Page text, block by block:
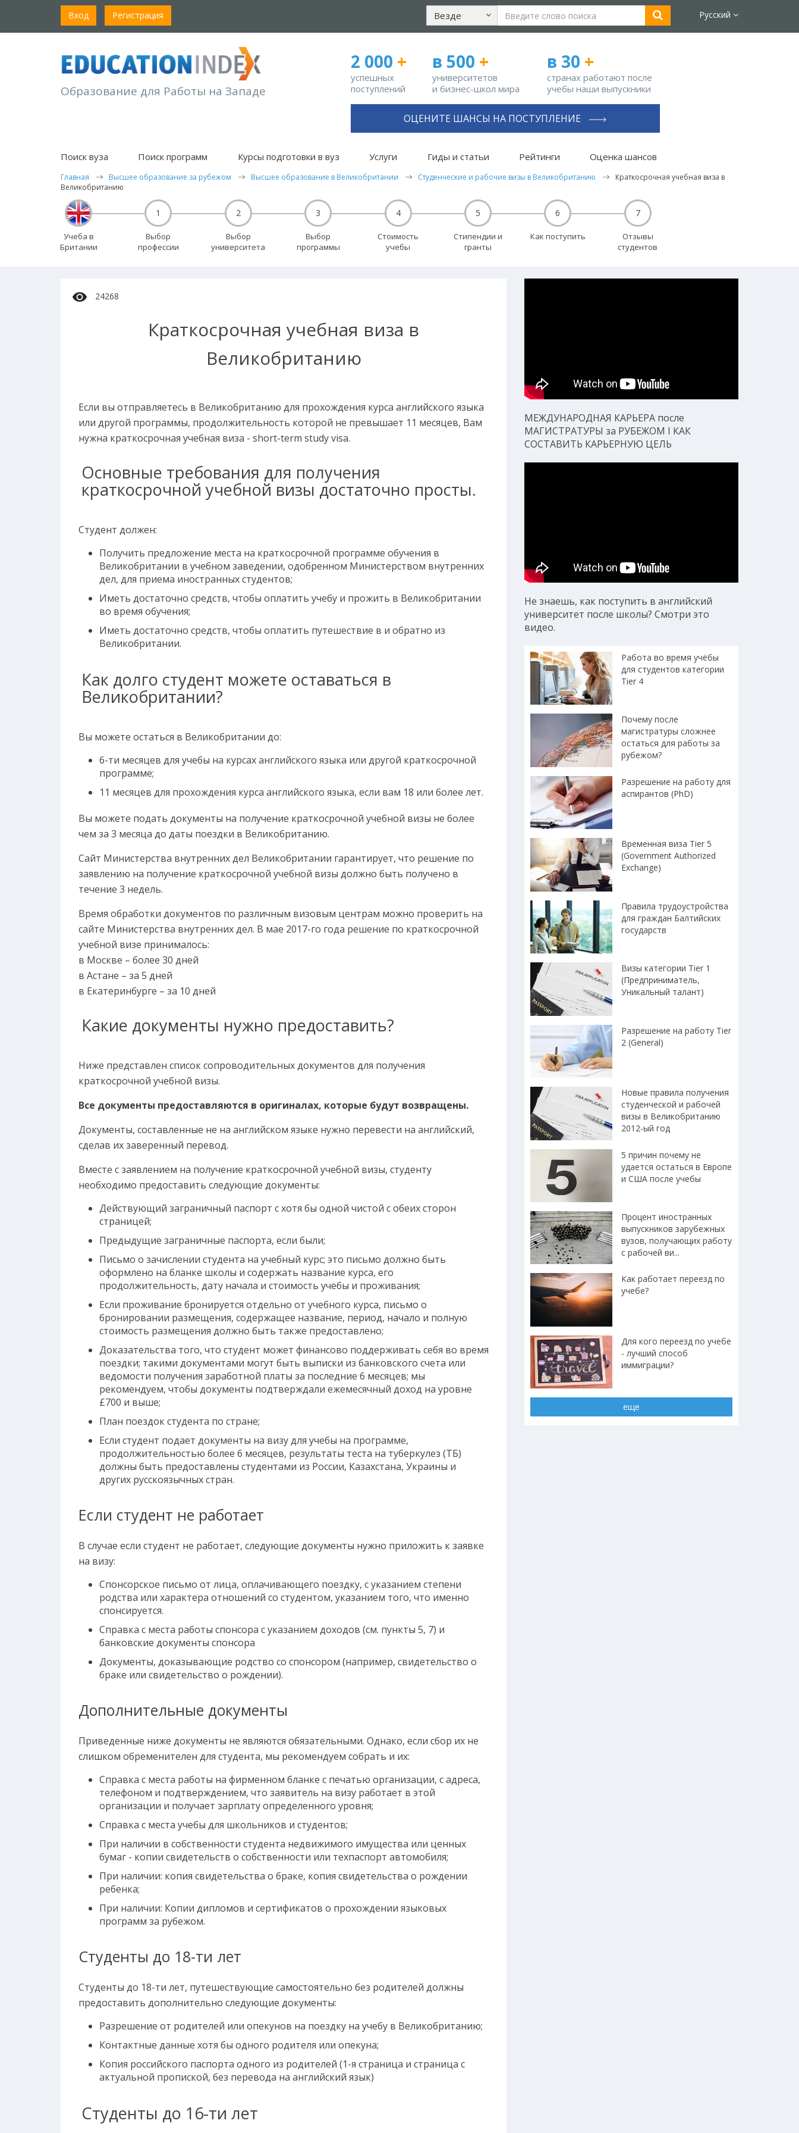
Вход Регистрация Везде Русский
Образование для Работы на Западе
2 000 +
успешных
поступлений
в 500 +
университетов
и бизнес-школ мира
в 30 +
странах работают после
учебы наши выпускники
ОЦЕНИТЕ ШАНСЫ НА ПОСТУПЛЕНИЕ
Поиск вуза Поиск программ Курсы подготовки в вуз Услуги Гиды и статьи Рейтинги Оценка шансов
Главная Высшее образование за рубежом Высшее образование в Великобритании Студенческие и рабочие визы в Великобританию
Краткосрочная учебная виза в
Великобританию
Учеба в
Британии
1
Выбор
профессии
2
Выбор
университета
3
Выбор
программы
4
Стоимость
учебы
5
Стипендии и
гранты
6
Как поступить
7
Отзывы
студентов
24268
Краткосрочная учебная виза в
Великобританию
Если вы отправляетесь в Великобританию для прохождения курса английского языка
или другой программы, продолжительность которой не превышает 11 месяцев, Вам
нужна краткосрочная учебная виза - short-term study visa.
Основные требования для получения
краткосрочной учебной визы достаточно просты.
Студент должен:
Получить предложение места на краткосрочной программе обучения в
Великобритании в учебном заведении, одобренном Министерством внутренних
дел, для приема иностранных студентов;
Иметь достаточно средств, чтобы оплатить учебу и прожить в Великобритании
во время обучения;
Иметь достаточно средств, чтобы оплатить путешествие в и обратно из
Великобритании.
Как долго студент можете оставаться в
Великобритании?
Вы можете остаться в Великобритании до:
6-ти месяцев для учебы на курсах английского языка или другой краткосрочной
программе;
11 месяцев для прохождения курса английского языка, если вам 18 или более лет.
Вы можете подать документы на получение краткосрочной учебной визы не более
чем за 3 месяца до даты поездки в Великобританию.
Сайт Министерства внутренних дел Великобритании гарантирует, что решение по
заявлению на получение краткосрочной учебной визы должно быть получено в
течение 3 недель.
Время обработки документов по различным визовым центрам можно проверить на
сайте Министерства внутренних дел. В мае 2017-го года решение по краткосрочной
учебной визе принималось:
в Москве – более 30 дней
в Астане – за 5 дней
в Екатеринбурге – за 10 дней
Какие документы нужно предоставить?
Ниже представлен список сопроводительных документов для получения
краткосрочной учебной визы.
Все документы предоставляются в оригиналах, которые будут возвращены.
Документы, составленные не на английском языке нужно перевести на английский,
сделав их заверенный перевод.
Вместе с заявлением на получение краткосрочной учебной визы, студенту
необходимо предоставить следующие документы:
Действующий заграничный паспорт с хотя бы одной чистой с обеих сторон
страницей;
Предыдущие заграничные паспорта, если были;
Письмо о зачислении студента на учебный курс; это письмо должно быть
оформлено на бланке школы и содержать название курса, его
продолжительность, дату начала и стоимость учебы и проживания;
Если проживание бронируется отдельно от учебного курса, письмо о
бронировании размещения, содержащее название, период, начало и полную
стоимость размещения должно быть также предоставлено;
Доказательства того, что студент может финансово поддерживать себя во время
поездки; такими документами могут быть выписки из банковского счета или
ведомости получения заработной платы за последние 6 месяцев; мы
рекомендуем, чтобы документы подтверждали ежемесячный доход на уровне
£700 и выше;
План поездок студента по стране;
Если студент подает документы на визу для учебы на программе,
продолжительностью более 6 месяцев, результаты теста на туберкулез (ТБ)
должны быть предоставлены студентами из России, Казахстана, Украины и
других русскоязычных стран.
Если студент не работает
В случае если студент не работает, следующие документы нужно приложить к заявке
на визу:
Спонсорское письмо от лица, оплачивающего поездку, с указанием степени
родства или характера отношений со студентом, указанием того, что именно
спонсируется.
Справка с места работы спонсора с указанием доходов (см. пункты 5, 7) и
банковские документы спонсора
Документы, доказывающие родство со спонсором (например, свидетельство о
браке или свидетельство о рождении).
Дополнительные документы
Приведенные ниже документы не являются обязательными. Однако, если сбор их не
слишком обременителен для студента, мы рекомендуем собрать и их:
Справка с места работы на фирменном бланке с печатью организации, с адреса,
телефоном и подтверждением, что заявитель на визу работает в этой
организации и получает зарплату определенного уровня;
Справка с места учебы для школьников и студентов;
При наличии в собственности студента недвижимого имущества или ценных
бумаг - копии свидетельств о собственности или техпаспорт автомобиля;
При наличии: копия свидетельства о браке, копия свидетельства о рождении
ребенка;
При наличии: Копии дипломов и сертификатов о прохождении языковых
программ за рубежом.
Студенты до 18-ти лет
Студенты до 18-ти лет, путешествующие самостоятельно без родителей должны
предоставить дополнительно следующие документы:
Разрешение от родителей или опекунов на поездку на учебу в Великобританию;
Контактные данные хотя бы одного родителя или опекуна;
Копия российского паспорта одного из родителей (1-я страница и страница с
актуальной пропиской, без перевода на английский язык)
Студенты до 16-ти лет
МЕЖДУНАРОДНАЯ КАРЬЕРА после
МАГИСТРАТУРЫ за РУБЕЖОМ I КАК
СОСТАВИТЬ КАРЬЕРНУЮ ЦЕЛЬ
Не знаешь, как поступить в английский
университет после школы? Смотри это
видео.
Работа во время учёбы
для студентов категории
Tier 4
Почему после
магистратуры сложнее
остаться для работы за
рубежом?
Разрешение на работу для
аспирантов (PhD)
Временная виза Tier 5
(Government Authorized
Exchange)
Правила трудоустройства
для граждан Балтийских
государств
Визы категории Tier 1
(Предприниматель,
Уникальный талант)
Разрешение на работу Tier
2 (General)
Новые правила получения
студенческой и рабочей
визы в Великобританию
2012-ый год
5 причин почему не
удается остаться в Европе
и США после учебы
Процент иностранных
выпускников зарубежных
вузов, получающих работу
с рабочей ви...
Как работает переезд по
учебе?
Для кого переезд по учебе
- лучший способ
иммиграции?
еще